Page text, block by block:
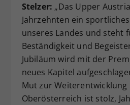
Stelzer: „Das Upper
Jahrzehnten ein
unseres Landes und steht
Beständigkeit und
Jubiläum wird mit der
neues Kapitel
Mut zur
Oberösterreich ist stolz,